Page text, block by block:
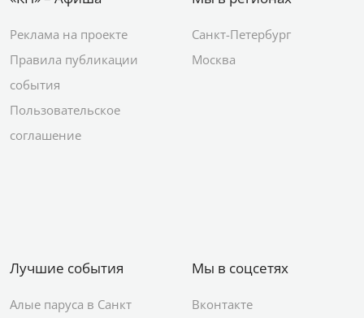
Реклама на проекте
Правила публикации
события
Пользовательское
соглашение
Санкт-Петербург
Москва
Лучшие события
Алые паруса в Санкт
Мы в соцсетях
Вконтакте